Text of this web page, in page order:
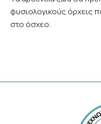
φυσιολογικούς όρχεις
στο όσχεο.